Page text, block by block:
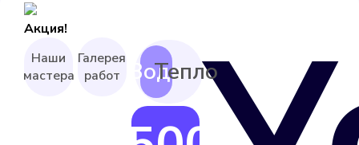
Акция!
Наши
мастера
Галерея
работ